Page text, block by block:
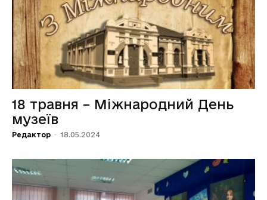
18 травня – Міжнародний День
музеїв
Редактор - 18.05.2024